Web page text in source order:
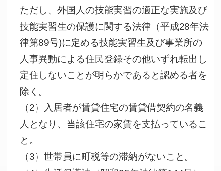
ただし、外国人の技能実習の適正な実施及び
技能実習生の保護に関する法律（平成28年法
律第89号)に定める技能実習生及び事業所の
人事異動による住民登録その他いずれ転出し
定住しないことが明らかであると認める者を
除く。
（2）入居者が賃貸住宅の賃貸借契約の名義
人となり、当該住宅の家賃を支払っているこ
と。
（3）世帯員に町税等の滞納がないこと。